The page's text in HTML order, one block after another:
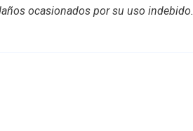
ocasionados por su uso indebido.